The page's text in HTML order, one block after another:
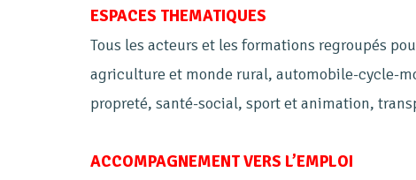
ESPACES THEMATIQUES
Tous les acteurs et les formations regroupés
agriculture et monde rural, automobile-cycle-
propreté, santé-social, sport et animation,
ACCOMPAGNEMENT VERS L’EMPLOI